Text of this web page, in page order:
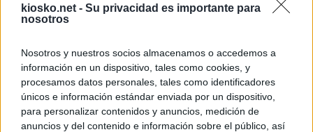
kiosko.net - Su privacidad es importante para
nosotros
Nosotros y nuestros socios almacenamos o accedemos a
información en un dispositivo, tales como cookies, y
procesamos datos personales, tales como identificadores
únicos e información estándar enviada por un dispositivo,
para personalizar contenidos y anuncios, medición de
anuncios y del contenido e información sobre el público, así